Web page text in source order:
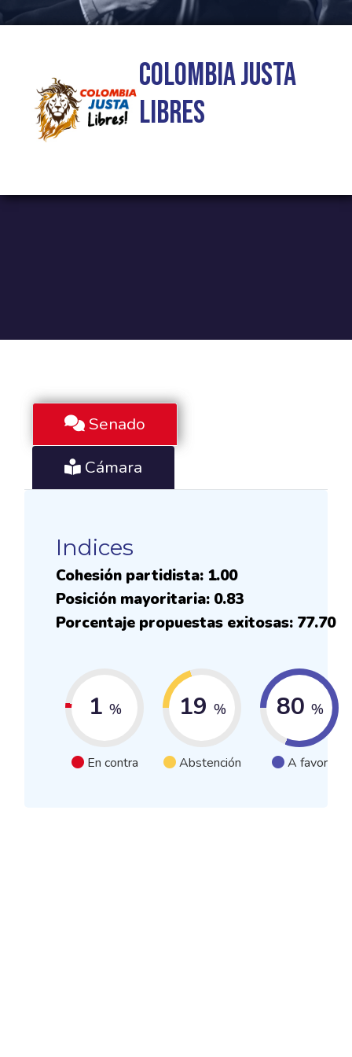
Colombia Justa
Libres
Senado
Cámara
Indices
Cohesión partidista: 1.00
Posición mayoritaria: 0.83
Porcentaje propuestas exitosas: 77.70
1 %
En contra
19 %
Abstención
80 %
A favor